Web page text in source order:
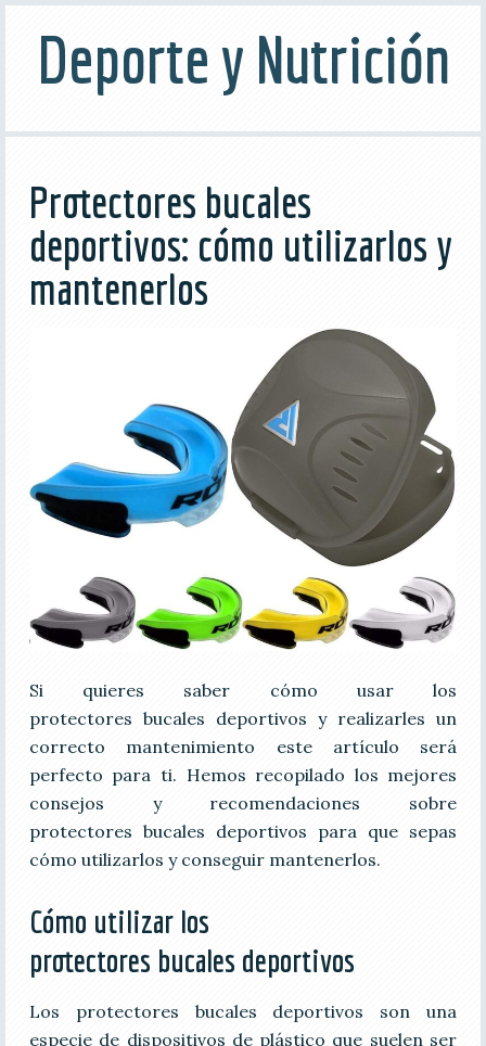
Deporte y Nutrición
Protectores bucales
deportivos: cómo utilizarlos y
mantenerlos
Si quieres saber cómo usar los
protectores bucales deportivos y realizarles un
correcto mantenimiento este artículo será
perfecto para ti. Hemos recopilado los mejores
consejos y recomendaciones sobre
protectores bucales deportivos para que sepas
cómo utilizarlos y conseguir mantenerlos.
Cómo utilizar los
protectores bucales deportivos
Los protectores bucales deportivos son una
especie de dispositivos de plástico que suelen ser